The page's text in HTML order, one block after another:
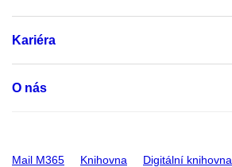
Kariéra
O nás
Mail M365 Knihovna Digitální knihovna